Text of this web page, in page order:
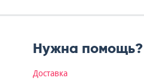
Нужна помощь?
Доставка